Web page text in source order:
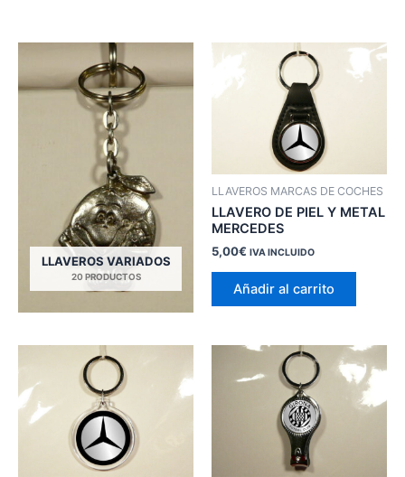
LLAVEROS VARIADOS
20 PRODUCTOS
LLAVEROS MARCAS DE COCHES
LLAVERO DE PIEL Y METAL
MERCEDES
5,00€ IVA INCLUIDO
Añadir al carrito